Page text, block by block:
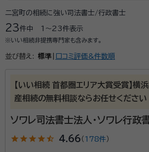
二宮町の相続に強い司法書士/行政書士
23件中 1〜23件表示
※いい相続非提携専門家も含みます。
並び替え: 標準 口コミ評価&件数順
【いい相続 首都圏エリア大賞受賞】横
産相続の無料相談ならお任せください
ソワレ司法書士法人・ソワレ行政
star star star star star_half 4.66 （ 178件 ）